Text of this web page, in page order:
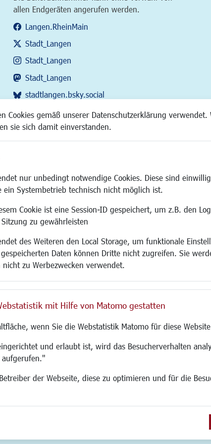
Cookies gemäß unserer Datenschutzerklärung
sie sich damit einverstanden.
nur unbedingt notwendige Cookies. Diese sind
ein Systembetrieb technisch nicht möglich ist.
Cookie ist eine Session-ID gespeichert, um z.B. den
zu gewährleisten
des Weiteren den Local Storage, um funktionale
Daten können Dritte nicht zugreifen. Sie
zu Werbezwecken verwendet.
mit Hilfe von Matomo gestatten
wenn Sie die Webstatistik Matomo für diese
und erlaubt ist, wird das Besucherverhalten
der Webseite, diese zu optimieren und für die
allen Endgeräten angerufen werden.
Langen.RheinMain
Stadt_Langen
Stadt_Langen
Stadt_Langen
stadtlangen.bsky.social
RSS-Feed
Familie/Soziales
Senioren/Haltestelle
Schule
Demokratie leben
Ukrainehilfe
Bauen/
Aktuelle
CINDY S